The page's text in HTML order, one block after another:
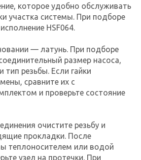
которое удобно обслуживать
участка системы. При подборе
HSF064.
— латунь. При подборе
размер насоса,
резьбы. Если гайки
сравните их с
и проверьте состояние
очистите резьбу и
прокладки. После
теплоносителем или водой
узел на протечки. При